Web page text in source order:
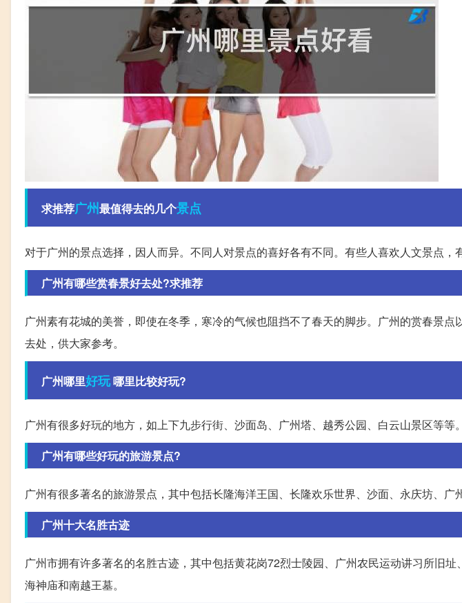
求推荐广州最值得去的几个景点
对于广州的景点选择，因人而异。不同人对景点的喜好各有不同。有些人喜欢人文景点，
广州有哪些赏春景好去处?求推荐
广州素有花城的美誉，即使在冬季，寒冷的气候也阻挡不了春天的脚步。广州的赏春景
去处，供大家参考。
广州哪里好玩哪里比较好玩?
广州有很多好玩的地方，如上下九步行街、沙面岛、广州塔、越秀公园、白云山景区等等。
广州有哪些好玩的旅游景点?
广州有很多著名的旅游景点，其中包括长隆海洋王国、长隆欢乐世界、沙面、永庆坊、广
广州十大名胜古迹
广州市拥有许多著名的名胜古迹，其中包括黄花岗72烈士陵园、广州农民运动讲习所旧
海神庙和南越王墓。